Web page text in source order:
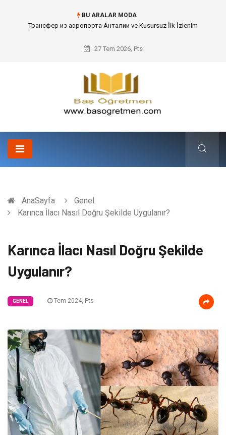
BU ARALAR MODA
Kafes Sandık ve Peyzaj Mimarisinde Dev Bitkilerin Transferi
27 Tem 2026, Pts
AnaSayfa
Genel
Karınca İlacı Nasıl Doğru Şekilde Uygulanır?
Karınca İlacı Nasıl Doğru Şekilde
Uygulanır?
GENEL Tem 2024, Pts